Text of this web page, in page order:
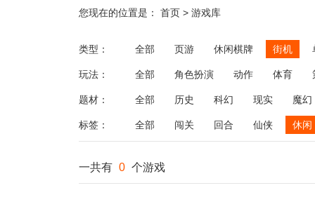
您现在的位置是： 首页 > 游戏库
类型： 全部 页游 休闲棋牌 街机
玩法： 全部 角色扮演 动作 体育
飞行
恋爱 第三人称射击 棋类
题材： 全部 历史 科幻 现实 魔幻
标签： 全部 闯关 回合 仙侠 休闲
一共有 0 个游戏